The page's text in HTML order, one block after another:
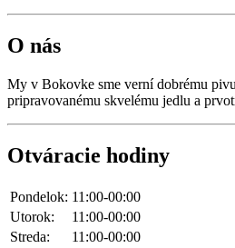
O nás
My v Bokovke sme verní dobrému
pripravovanému skvelému jedlu a
Otváracie hodiny
Pondelok: 11:00-00:00
Utorok:
11:00-00:00
Streda:
11:00-00:00